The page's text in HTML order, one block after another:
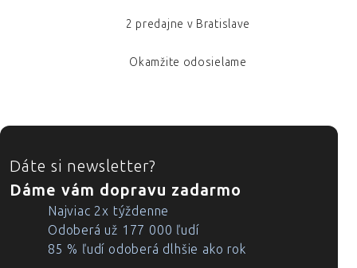
2 predajne v Bratislave
Okamžite odosielame
ZÁPÄTIE
Dáte si newsletter?
Dáme vám dopravu zadarmo
Najviac 2x týždenne
Odoberá už 177 000 ľudí
85 % ľudí odoberá dlhšie ako rok